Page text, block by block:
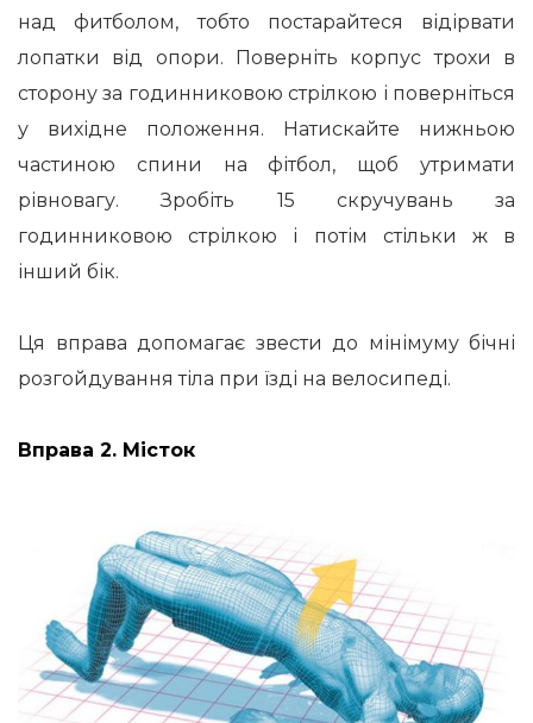
над фитболом, тобто постарайтеся відірвати
лопатки від опори. Поверніть корпус трохи в
сторону за годинниковою стрілкою і поверніться
у вихідне положення. Натискайте нижньою
частиною спини на фітбол, щоб утримати
рівновагу. Зробіть 15 скручувань за
годинниковою стрілкою і потім стільки ж в
інший бік.
Ця вправа допомагає звести до мінімуму бічні
розгойдування тіла при їзді на велосипеді.
Вправа 2. Місток